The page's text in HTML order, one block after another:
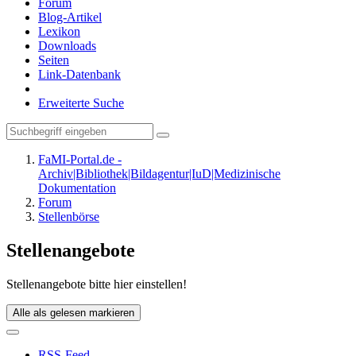
Forum
Blog-Artikel
Lexikon
Downloads
Seiten
Link-Datenbank
Erweiterte Suche
FaMI-Portal.de -
Archiv|Bibliothek|Bildagentur|IuD|Medizinische
Dokumentation
Forum
Stellenbörse
Stellenangebote
Stellenangebote bitte hier einstellen!
Alle als gelesen markieren